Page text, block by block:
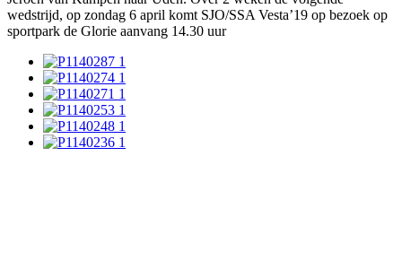
wedstrijd, op zondag 6 april komt SJO/SSA Vesta’19 op bezoek op
sportpark de Glorie aanvang 14.30 uur